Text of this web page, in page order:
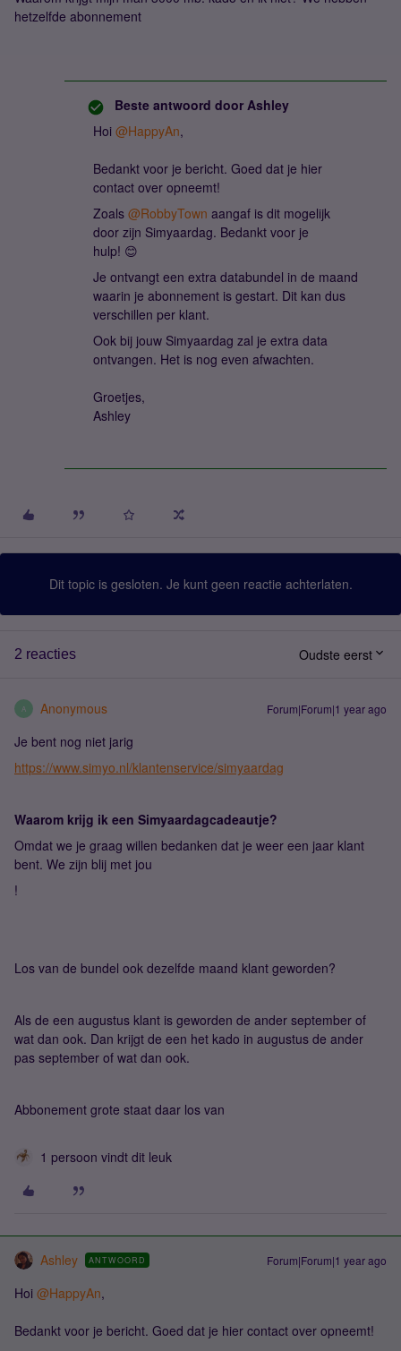
hetzelfde abonnement
Beste antwoord door Ashley
Hoi @HappyAn,
Bedankt voor je bericht. Goed dat je hier
contact over opneemt!
Zoals @RobbyTown aangaf is dit mogelijk
door zijn Simyaardag. Bedankt voor je
hulp! 😊
Je ontvangt een extra databundel in de maand
waarin je abonnement is gestart. Dit kan dus
verschillen per klant.
Ook bij jouw Simyaardag zal je extra data
ontvangen. Het is nog even afwachten.
Groetjes,
Ashley
Dit topic is gesloten. Je kunt geen reactie achterlaten.
2 reacties Oudste eerst
A Anonymous Forum|Forum|1 year ago
Je bent nog niet jarig
https://www.simyo.nl/klantenservice/simyaardag
Waarom krijg ik een Simyaardagcadeautje?
Omdat we je graag willen bedanken dat je weer een jaar klant
bent. We zijn blij met jou
!
Los van de bundel ook dezelfde maand klant geworden?
Als de een augustus klant is geworden de ander september of
wat dan ook. Dan krijgt de een het kado in augustus de ander
pas september of wat dan ook.
Abbonement grote staat daar los van
1 persoon vindt dit leuk
Ashley ANTWOORD Forum|Forum|1 year ago
Hoi @HappyAn,
Bedankt voor je bericht. Goed dat je hier contact over opneemt!